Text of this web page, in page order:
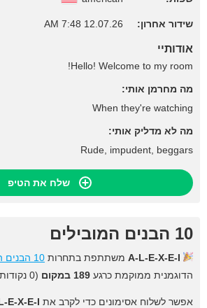
שידור אחרון: 12.07.26 7:48 AM
אודותיי
Hello! Welcome to my room!
מה מחרמן אותי:
When they're watching
מה לא מדליק אותי:
Rude, impudent, beggars
שלח את הטיפ
10 הבנים המובילים
A-L-E-X-E-I משתתפת בתחרות 10 הבנים המובילים
הדוגמנית ממוקמת כרגע 189 במקום (0 נקודות).
אפשר לשלוח אסימונים כדי לקרב את E-X-E-I